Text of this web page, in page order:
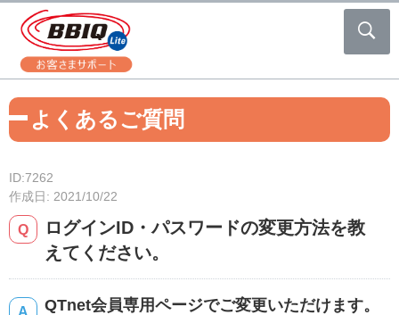
よくあるご質問
ID:7262
作成日: 2021/10/22
ログインID・パスワードの変更方法を教
えてください。
QTnet会員専用ページでご変更いただけます。